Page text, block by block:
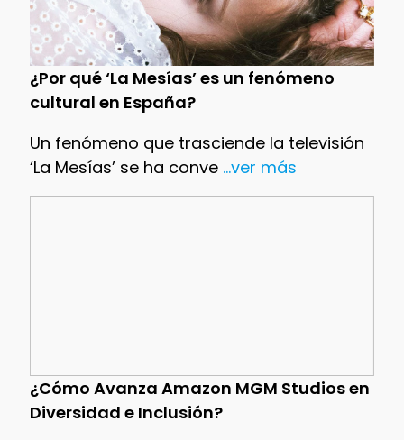
¿Por qué ‘La Mesías’ es un fenómeno
cultural en España?
Un fenómeno que trasciende la televisión
‘La Mesías’ se ha conve...ver más
¿Cómo Avanza Amazon MGM Studios en
Diversidad e Inclusión?